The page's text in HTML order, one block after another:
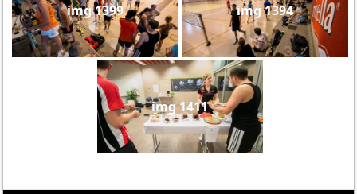
img 1399 img 1394
img 1411